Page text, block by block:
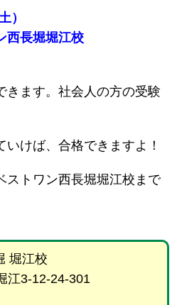
）
西長堀堀江校
きます。社会人の方の受験
けば、合格できますよ！
ストワン西長堀堀江校まで
堀江校
江3-12-24-301